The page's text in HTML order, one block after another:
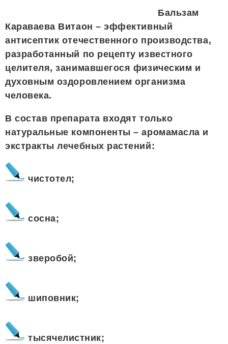
Бальзам
Караваева Витаон – эффективный
антисептик отечественного производства,
разработанный по рецепту известного
целителя, занимавшегося физическим и
духовным оздоровлением организма
человека.
В состав препарата входят только
натуральные компоненты – аромамасла и
экстракты лечебных растений:
чистотел;
сосна;
зверобой;
шиповник;
тысячелистник;